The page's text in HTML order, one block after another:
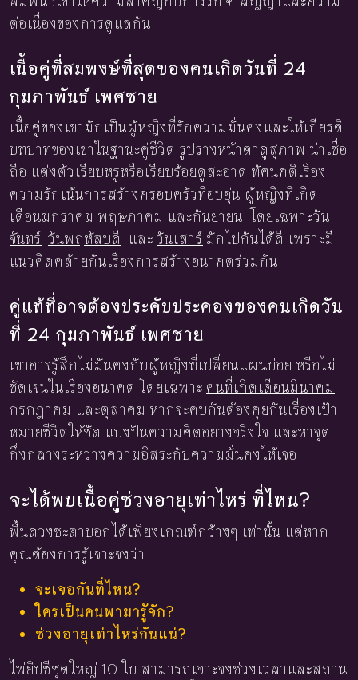
ต่อเนื่องของการดูแลกัน
เนื้อคู่ที่สมพงษ์ที่สุดของคนเกิดวันที่ 24
กุมภาพันธ์ เพศชาย
เนื้อคู่ของเขามักเป็นผู้หญิงที่รักความมั่นคงและให้เกียรติ
บทบาทของเขาในฐานะคู่ชีวิต รูปร่างหน้าตาดูสุภาพ น่าเชื่อ
ถือ แต่งตัวเรียบหรูหรือเรียบร้อยดูสะอาด ทัศนคติเรื่อง
ความรักเน้นการสร้างครอบครัวที่อบอุ่น ผู้หญิงที่เกิด
เดือนมกราคม พฤษภาคม และกันยายน โดยเฉพาะวัน
จันทร์ วันพฤหัสบดี และ วันเสาร์ มักไปกันได้ดี เพราะมี
แนวคิดคล้ายกันเรื่องการสร้างอนาคตร่วมกัน
คู่แท้ที่อาจต้องประคับประคองของคนเกิดวัน
ที่ 24 กุมภาพันธ์ เพศชาย
เขาอาจรู้สึกไม่มั่นคงกับผู้หญิงที่เปลี่ยนแผนบ่อย หรือไม่
ชัดเจนในเรื่องอนาคต โดยเฉพาะ คนที่เกิดเดือนมีนาคม
กรกฎาคม และตุลาคม หากจะคบกันต้องคุยกันเรื่องเป้า
หมายชีวิตให้ชัด แบ่งปันความคิดอย่างจริงใจ และหาจุด
กึ่งกลางระหว่างความอิสระกับความมั่นคงให้เจอ
จะได้พบเนื้อคู่ช่วงอายุเท่าไหร่ ที่ไหน?
พื้นดวงชะตาบอกได้เพียงเกณฑ์กว้างๆ เท่านั้น แต่หาก
คุณต้องการรู้เจาะจงว่า
จะเจอกันที่ไหน?
ใครเป็นคนพามารู้จัก?
ช่วงอายุเท่าไหร่กันแน่?
ไพ่ยิปซีชุดใหญ่ 10 ใบ สามารถเจาะจงช่วงเวลาและสถาน